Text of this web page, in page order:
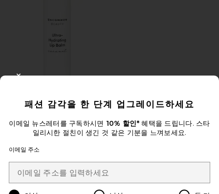
ULTRA HYDRATING LIP BALM 립
Uncommon Beauty
$18
패션 감각을 한 단계 업그레이드하세요
이메일 뉴스레터를 구독하시면 10% 할인*혜택을 드립니다. 스타
일리시한 절친이 생긴 것 같은 기분을 느껴보세요.
이메일 주소